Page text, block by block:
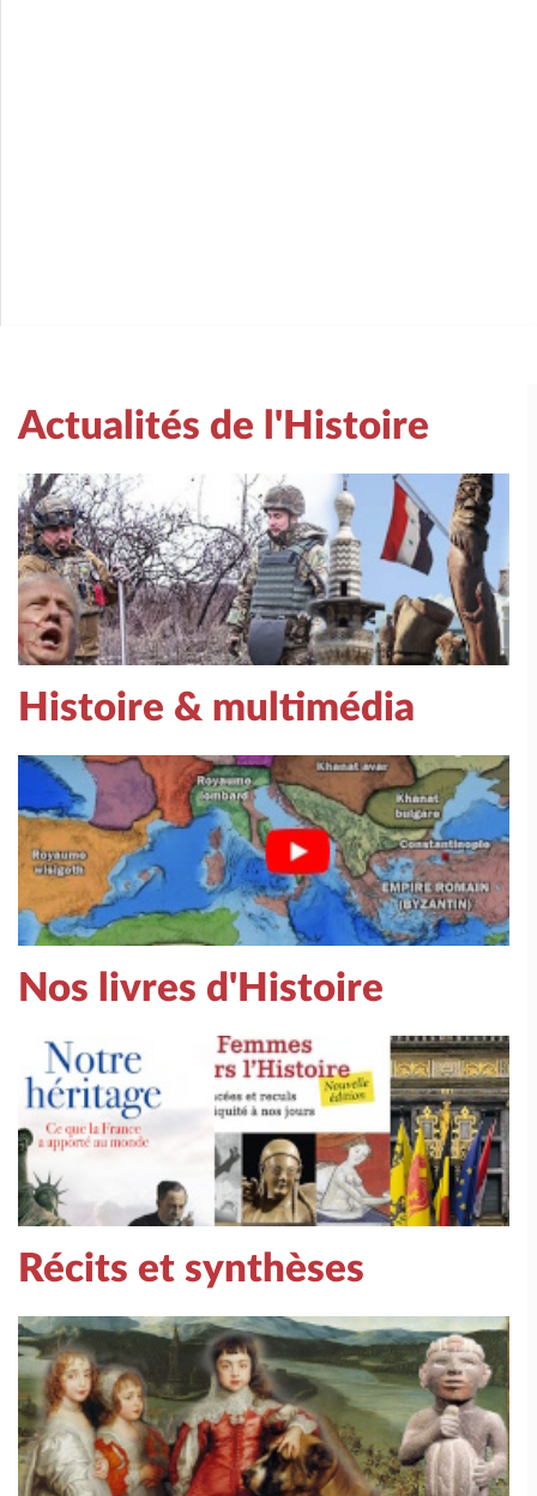
Actualités de l'Histoire
Histoire & multimédia
Nos livres d'Histoire
Récits et synthèses